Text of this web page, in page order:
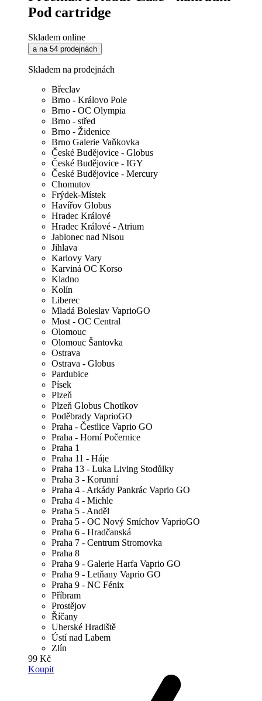
Pod cartridge
Skladem online
a na 54 prodejnách
Skladem na prodejnách
Břeclav
Brno - Královo Pole
Brno - OC Olympia
Brno - střed
Brno - Židenice
Brno Galerie Vaňkovka
České Budějovice - Globus
České Budějovice - IGY
České Budějovice - Mercury
Chomutov
Frýdek-Místek
Havířov Globus
Hradec Králové
Hradec Králové - Atrium
Jablonec nad Nisou
Jihlava
Karlovy Vary
Karviná OC Korso
Kladno
Kolín
Liberec
Mladá Boleslav VaprioGO
Most - OC Central
Olomouc
Olomouc Šantovka
Ostrava
Ostrava - Globus
Pardubice
Písek
Plzeň
Plzeň Globus Chotíkov
Poděbrady VaprioGO
Praha - Čestlice Vaprio GO
Praha - Horní Počernice
Praha 1
Praha 11 - Háje
Praha 13 - Luka Living Stodůlky
Praha 3 - Korunní
Praha 4 - Arkády Pankrác Vaprio GO
Praha 4 - Michle
Praha 5 - Anděl
Praha 5 - OC Nový Smíchov VaprioGO
Praha 6 - Hradčanská
Praha 7 - Centrum Stromovka
Praha 8
Praha 9 - Galerie Harfa Vaprio GO
Praha 9 - Letňany Vaprio GO
Praha 9 - NC Fénix
Příbram
Prostějov
Říčany
Uherské Hradiště
Ústí nad Labem
Zlín
99 Kč
Koupit